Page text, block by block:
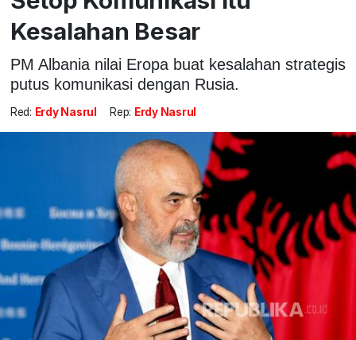
Kesalahan Besar
PM Albania nilai Eropa buat kesalahan strategis
putus komunikasi dengan Rusia.
Red: Erdy Nasrul Rep: Erdy Nasrul